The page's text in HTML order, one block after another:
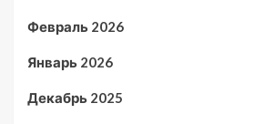
Февраль 2026
Январь 2026
Декабрь 2025